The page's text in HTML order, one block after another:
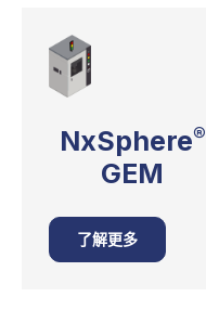
NxSphere®
GEM
了解更多